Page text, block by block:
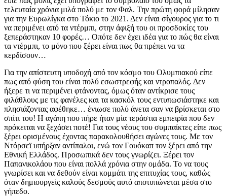
τελευταία χρόνια μιλά πολύ με τον Φαλ. Την πρώτη φορά μίλησαν
για την Ευρωλίγκα στο Τόκιο το 2021. Δεν είναι σίγουρος για το τι
να περιμένει από τα ντέρμπι, στην άφιξή του οι προσδοκίες του
ξεπεράστηκαν 10 φορές… Οπότε δεν έχει ιδέα για το πώς θα είναι
τα ντέρμπι, το μόνο που ξέρει είναι πως θα πρέπει να τα
κερδίσουν…
Για την απίστευτη υποδοχή από τον κόσμο του Ολυμπιακού είπε
πως από φύση του είναι πολύ εσωστρεφής και ντροπαλός. Δεν
ήξερε τι να περιμένει φτάνοντας, όμως όταν αντίκρισε τους
φιλάθλους με τις φανέλες και τα κασκόλ τους εντυπωσιάστηκε και
πλησιάζοντας αφέθηκε… ένιωσε πολύ άνετα σαν να βρίσκεται στο
σπίτι του! Η αγάπη που πήρε ήταν μία τεράστια εμπειρία που δεν
πρόκειται να ξεχάσει ποτέ! Για τους νέους του συμπαίκτες είπε πως
ξέρει ορισμένους έχοντας παρακολουθήσει αγώνες τους. Με τον
Ντόρσεϊ υπήρξαν αντίπαλοι, ενώ τον Γουόκαπ τον ξέρει από την
Εθνική Ελλάδος. Προσωπικά δεν τους γνωρίζει. Ξέρει τον
Παπανικολάου που είναι πολλά χρόνια στην ομάδα. Το να τους
γνωρίσει και να δεθούν είναι κομμάτι της επιτυχίας τους, καθώς
όταν δημιουργείς καλούς δεσμούς αυτό αποτυπώνεται μέσα στο
γήπεδο.